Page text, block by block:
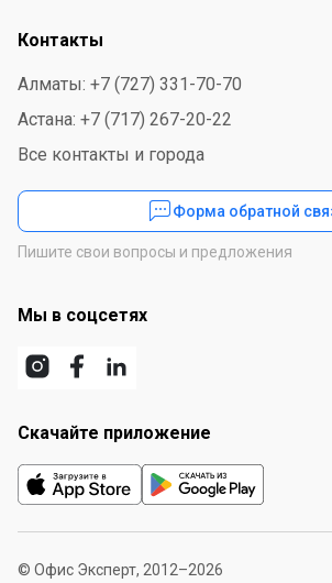
Контакты
Алматы: +7 (727) 331-70-70
Астана: +7 (717) 267-20-22
Все контакты и города
Форма обратной
Пишите свои вопросы и предложения
Мы в соцсетях
Скачайте приложение
© Офис Эксперт, 2012–2026